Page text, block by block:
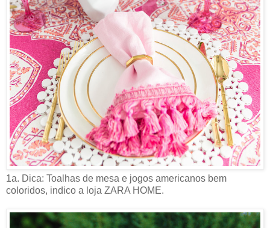
1a. Dica: Toalhas de mesa e jogos americanos bem
coloridos, indico a loja ZARA HOME.